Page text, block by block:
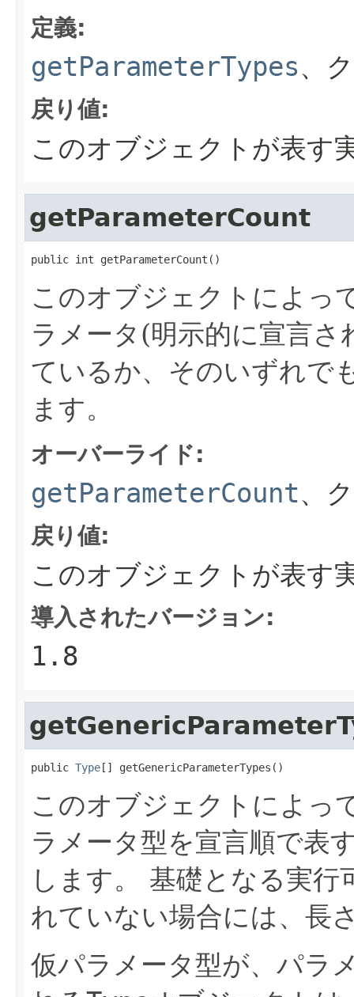
定義:
getParameterTypes、
戻り値:
このオブジェクトが表す
getParameterCount
public int getParameterCount()
このオブジェクトによっ
ラメータ(明示的に宣言
ているか、そのいずれで
ます。
オーバーライド:
getParameterCount、
戻り値:
このオブジェクトが表す
導入されたバージョン:
1.8
public Type[] getGenericParameterTypes()
このオブジェクトによっ
ラメータ型を宣言順で表
します。
基礎となる実行
れていない場合には、長
仮パラメータ型が、パラ